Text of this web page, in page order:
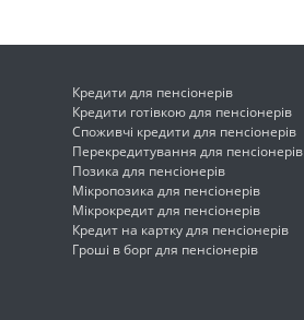
Кредити для пенсіонерів
Кредити готівкою для пенсіонерів
Споживчі кредити для пенсіонерів
Перекредитування для пенсіонерів
Позика для пенсіонерів
Мікропозика для пенсіонерів
Мікрокредит для пенсіонерів
Кредит на картку для пенсіонерів
Гроші в борг для пенсіонерів